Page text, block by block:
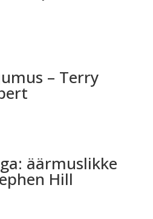
– Terry
äärmuslikke
Hill